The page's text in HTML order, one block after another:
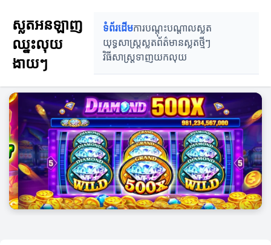
ស្លតអនឡាញ
ឈ្នះលុយ
ងាយៗ
ទំព័រដើមការបណ្តុះបណ្តាលស្លត
យុទ្ធសាស្ត្រស្លតព័ត៌មានស្លតថ្មីៗ
វិធីសាស្ត្រទាញយកលុយ